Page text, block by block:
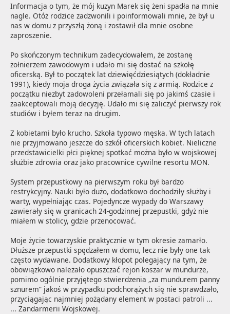
Informacja o tym, że mój kuzyn Marek się żeni spadła na mnie
nagle. Otóż rodzice zadzwonili i poinformowali mnie, że był u
nas w domu z przyszłą żoną i zostawił dla mnie osobne
zaproszenie.
Po skończonym technikum zadecydowałem, że zostanę
żołnierzem zawodowym i udało mi się dostać na szkołę
oficerską. Był to początek lat dziewięćdziesiątych (dokładnie
1991), kiedy moja droga życia związała się z armią. Rodzice z
początku niezbyt zadowoleni przełamali się po jakimś czasie i
zaakceptowali moją decyzję. Udało mi się zaliczyć pierwszy rok
studiów i byłem teraz na drugim.
Z kobietami było krucho. Szkoła typowo męska. W tych latach
nie przyjmowano jeszcze do szkół oficerskich kobiet. Nieliczne
przedstawicielki płci pięknej spotkać można było w wojskowej
służbie zdrowia oraz jako pracownice cywilne resortu MON.
System przepustkowy na pierwszym roku był bardzo
restrykcyjny. Nauki było dużo, dodatkowo dochodziły służby i
warty, wypełniając czas. Pojedyncze wypady do Warszawy
zawierały się w granicach 24-godzinnej przepustki, gdyż nie
miałem w stolicy, gdzie przenocować.
Moje życie towarzyskie praktycznie w tym okresie zamarło.
Dłuższe przepustki spędzałem w domu, lecz nie były one tak
często wydawane. Dodatkowy kłopot polegający na tym, że
obowiązkowo należało opuszczać rejon koszar w mundurze,
pomimo ogólnie przyjętego stwierdzenia „za mundurem panny
sznurem” jakoś w przypadku podchorążych się nie sprawdzało,
przyciągając najmniej pożądany element w postaci patroli ...
... Żandarmerii Wojskowej.